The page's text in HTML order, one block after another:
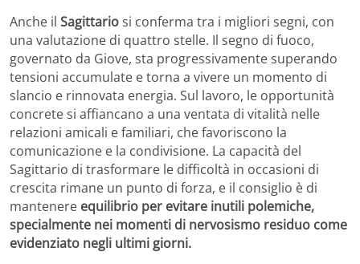
Anche il Sagittariosi conferma tra i migliori segni, con
una valutazione di quattro stelle. Il segno di fuoco,
governato da Giove, sta progressivamente superando
tensioni accumulate e torna a vivere un momento di
slancio e rinnovata energia. Sul lavoro, le opportunità
concrete si affiancano a una ventata di vitalità nelle
relazioni amicali e familiari, che favoriscono la
comunicazione e la condivisione. La capacità del
Sagittario di trasformare le difficoltà in occasioni di
crescita rimane un punto di forza, e il consiglio è di
mantenere equilibrio per evitare inutili polemiche,
specialmente nei momenti di nervosismo residuo come
evidenziato negli ultimi giorni.